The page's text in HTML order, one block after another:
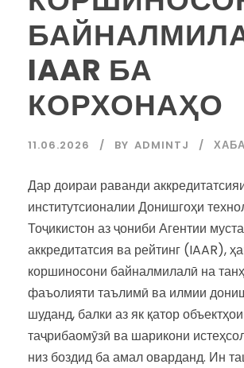
IAAR БА
КОРХОНАҲО
11.06.2026 BY ADMINTJ
Дар доираи раванди
институтсионалии Донишгоҳи
Тоҷикистон аз ҷониби Агентии
аккредитатсия ва рейтинг (IAAR),
коршиносони байналмилалӣ на
фаъолияти таълимӣ ва илмии
шуданд, балки аз як қатор объектҳои
таҷрибаомӯзӣ ва шарикони
низ боздид ба амал оварданд. Ин